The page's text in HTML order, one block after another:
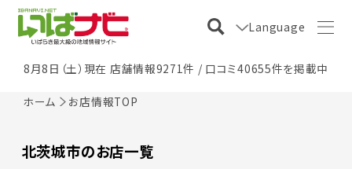
Language
8月8日（土）現在 店舗情報9271件 / 口コミ40655件を掲載中
ホーム お店情報TOP
北茨城市のお店一覧